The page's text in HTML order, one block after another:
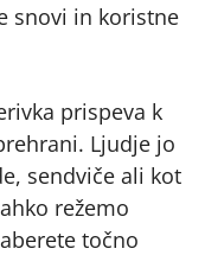
snovi in koristne
prispeva k
Ljudje jo
sendviče ali kot
režemo
točno